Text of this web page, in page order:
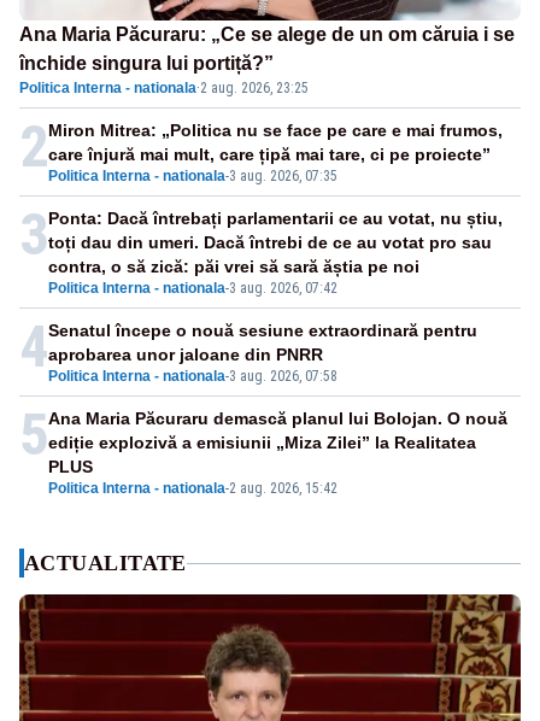
Ana Maria Păcuraru: „Ce se alege de un om căruia i se
închide singura lui portiță?”
Politica Interna - nationala·2 aug. 2026, 23:25
2 Politica Interna - nationala-3 aug. 2026, 07:35
Miron Mitrea: „Politica nu se face pe care e mai frumos,
care înjură mai mult, care țipă mai tare, ci pe proiecte”
3
Politica Interna - nationala-3 aug. 2026, 07:42
Ponta: Dacă întrebați parlamentarii ce au votat, nu știu,
toți dau din umeri. Dacă întrebi de ce au votat pro sau
contra, o să zică: păi vrei să sară ăștia pe noi
4 Politica Interna - nationala-3 aug. 2026, 07:58
Senatul începe o nouă sesiune extraordinară pentru
aprobarea unor jaloane din PNRR
5
Politica Interna - nationala-2 aug. 2026, 15:42
Ana Maria Păcuraru demască planul lui Bolojan. O nouă
ediție explozivă a emisiunii „Miza Zilei” la Realitatea
PLUS
ACTUALITATE